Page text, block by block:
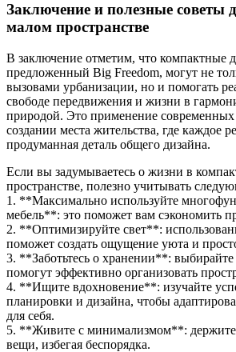
Заключение и полезные советы
малом пространстве
В заключение отметим, что компактные
предложенный Big Freedom, могут не
вызовами урбанизации, но и помогать
свободе передвижения и жизни в
природой. Это применение современных
создании места жительства, где каждое
продуманная деталь общего дизайна.
Если вы задумываетесь о жизни в
пространстве, полезно учитывать
1. **Максимально используйте
мебель**: это поможет вам сэкономить
2. **Оптимизируйте свет**:
поможет создать ощущение уюта и
3. **Заботьтесь о хранении**:
помогут эффективно организовать
4. **Ищите вдохновение**: изучайте
планировки и дизайна, чтобы
для себя.
5. **Живите с минимализмом**: держите
вещи, избегая беспорядка.